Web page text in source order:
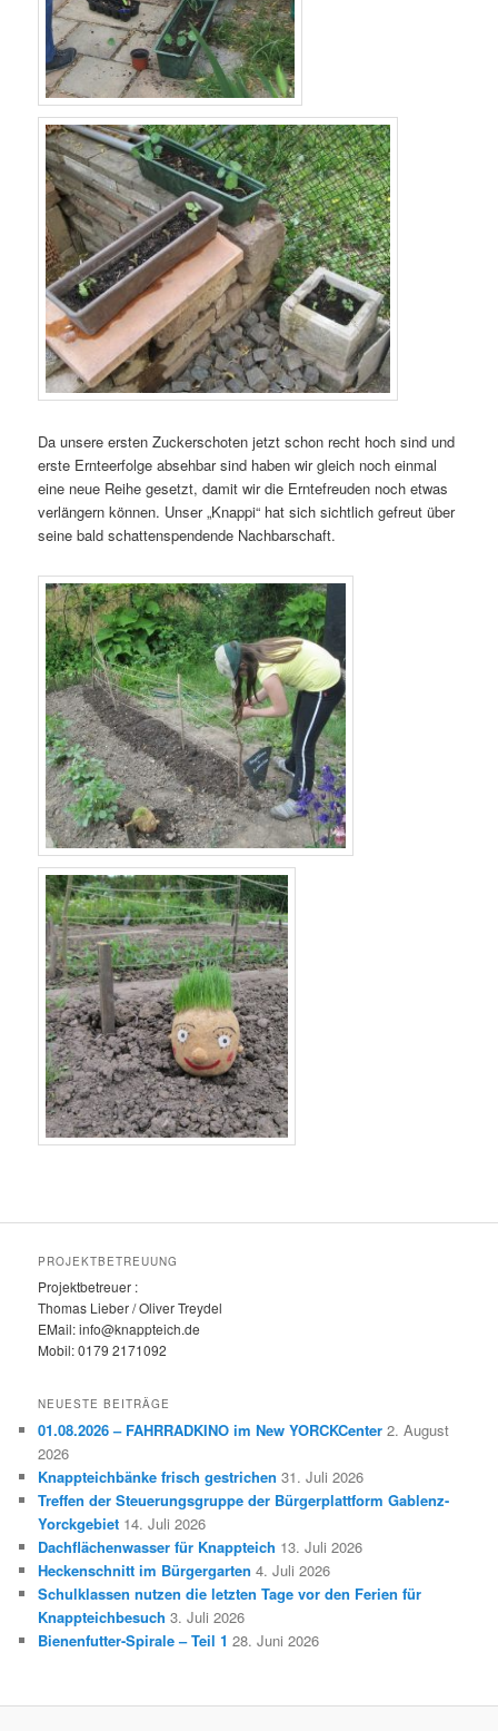
Da unsere ersten Zuckerschoten jetzt schon recht hoch sind und
erste Ernteerfolge absehbar sind haben wir gleich noch einmal
eine neue Reihe gesetzt, damit wir die Erntefreuden noch etwas
verlängern können. Unser „Knappi“ hat sich sichtlich gefreut über
seine bald schattenspendende Nachbarschaft.
PROJEKTBETREUUNG
Projektbetreuer :
Thomas Lieber / Oliver Treydel
EMail: info@knappteich.de
Mobil: 0179 2171092
NEUESTE BEITRÄGE
01.08.2026 – FAHRRADKINO im New YORCKCenter 2. August
2026
Knappteichbänke frisch gestrichen 31. Juli 2026
Treffen der Steuerungsgruppe der Bürgerplattform Gablenz-
Yorckgebiet 14. Juli 2026
Dachflächenwasser für Knappteich 13. Juli 2026
Heckenschnitt im Bürgergarten 4. Juli 2026
Schulklassen nutzen die letzten Tage vor den Ferien für
Knappteichbesuch 3. Juli 2026
Bienenfutter-Spirale – Teil 1 28. Juni 2026